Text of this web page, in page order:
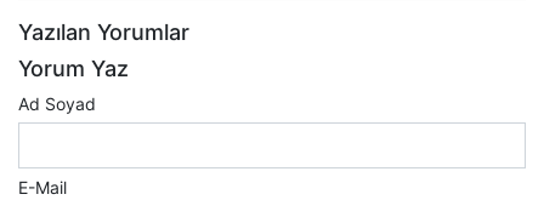
Yazılan Yorumlar
Yorum Yaz
Ad Soyad
E-Mail